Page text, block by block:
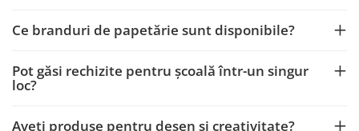
Ce branduri de papetărie sunt disponibile?
Pot găsi rechizite pentru școală într-un singur
loc?
Aveți produse pentru desen și creativitate?